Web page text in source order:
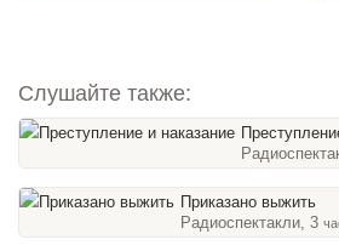
Слушайте также:
Приказано выжить
Радиоспектакли, 3